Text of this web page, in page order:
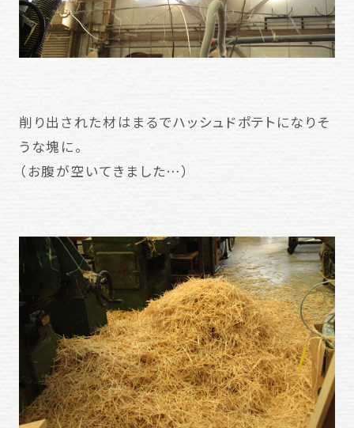
削り出された材はまるでハッシュドポテトになりそ
うな塊に。
（お腹が空いてきました…）